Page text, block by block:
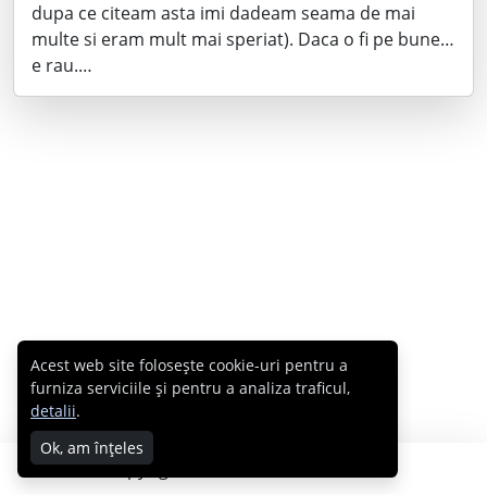
dupa ce citeam asta imi dadeam seama de mai
multe si eram mult mai speriat). Daca o fi pe bune…
e rau.…
Copyright © 2007 - 2026 Cabral.ro
Acest web site folosește cookie-uri pentru a
furniza serviciile și pentru a analiza traficul,
detalii.
Ok, am înțeles